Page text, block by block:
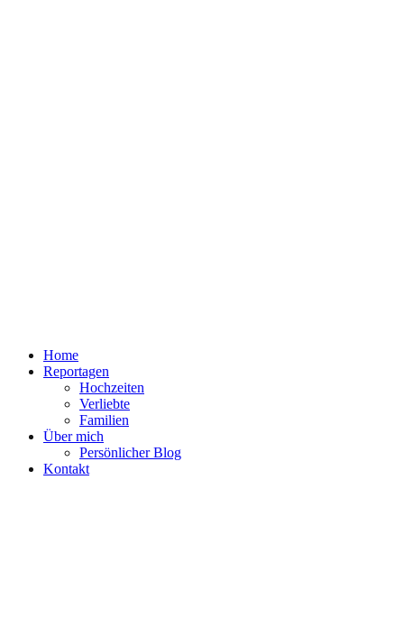
Home
Reportagen
Hochzeiten
Verliebte
Familien
Über mich
Persönlicher Blog
Kontakt